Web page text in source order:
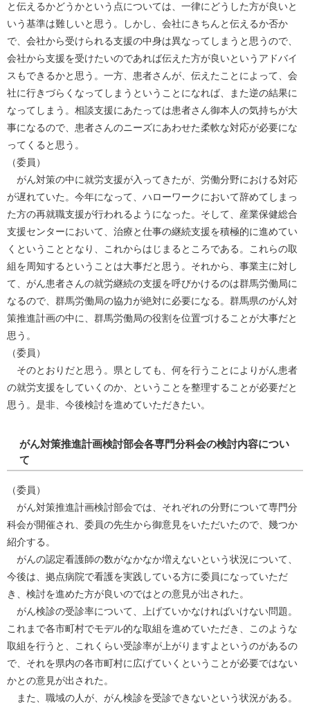
と伝えるかどうかという点については、一律にどうした方が良いと
いう基準は難しいと思う。しかし、会社にきちんと伝えるか否か
で、会社から受けられる支援の中身は異なってしまうと思うので、
会社から支援を受けたいのであれば伝えた方が良いというアドバイ
スもできるかと思う。一方、患者さんが、伝えたことによって、会
社に行きづらくなってしまうということになれば、また逆の結果に
なってしまう。相談支援にあたっては患者さん御本人の気持ちが大
事になるので、患者さんのニーズにあわせた柔軟な対応が必要にな
ってくると思う。
（委員）
がん対策の中に就労支援が入ってきたが、労働分野における対応
が遅れていた。今年になって、ハローワークにおいて辞めてしまっ
た方の再就職支援が行われるようになった。そして、産業保健総合
支援センターにおいて、治療と仕事の継続支援を積極的に進めてい
くということとなり、これからはじまるところである。これらの取
組を周知するということは大事だと思う。それから、事業主に対し
て、がん患者さんの就労継続の支援を呼びかけるのは群馬労働局に
なるので、群馬労働局の協力が絶対に必要になる。群馬県のがん対
策推進計画の中に、群馬労働局の役割を位置づけることが大事だと
思う。
（委員）
そのとおりだと思う。県としても、何を行うことによりがん患者
の就労支援をしていくのか、ということを整理することが必要だと
思う。是非、今後検討を進めていただきたい。
がん対策推進計画検討部会各専門分科会の検討内容につい
て
（委員）
がん対策推進計画検討部会では、それぞれの分野について専門分
科会が開催され、委員の先生から御意見をいただいたので、幾つか
紹介する。
がんの認定看護師の数がなかなか増えないという状況について、
今後は、拠点病院で看護を実践している方に委員になっていただ
き、検討を進めた方が良いのではとの意見が出された。
がん検診の受診率について、上げていかなければいけない問題。
これまで各市町村でモデル的な取組を進めていただき、このような
取組を行うと、これくらい受診率が上がりますよというのがあるの
で、それを県内の各市町村に広げていくということが必要ではない
かとの意見が出された。
また、職域の人が、がん検診を受診できないという状況がある。